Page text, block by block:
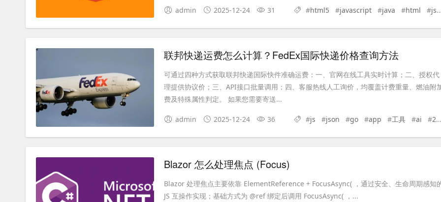
admin 2025-12-24 31 #html5 #javascript #java #html #js
联邦快递运费怎么计算？FedEx国际快递价格查询方法
可通过四种方式获取联邦快递国际快件准确运费：一、官网在线工具实时计算；二、授权代
理提供协议价；三、API接口批量调用；四、客服热线人工询价，均覆盖计费重量、燃油附
费及特殊属性判定。 如果您需要寄送...
admin 2025-12-24 36 #js #json #go #app #工具 #ai #2025年
Blazor 怎么处理焦点 (Focus)
Blazor 处理焦点主要依靠 ElementReference + FocusAsync( ，通过安全、生命周期感知
JS 互操作实现；基础方式为 @ref 绑定后调用 FocusAsync( ，...